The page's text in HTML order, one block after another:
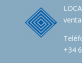
+34